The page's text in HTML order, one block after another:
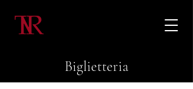
Biglietteria